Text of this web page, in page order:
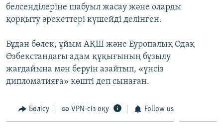
Басқа тілдерде
белсенділеріне шабуыл жасау және оларды
қорқыту әрекеттері күшейді делінген.
Бұдан бөлек, ұйым АҚШ және Еуропалық Одақ
Өзбекстандағы адам құқығының бұзылу
жағдайына мән беруін азайтып, «үнсіз
дипломатияға» көшті деп сынаған.
Бөлісу VPN-сіз оқу Follow us